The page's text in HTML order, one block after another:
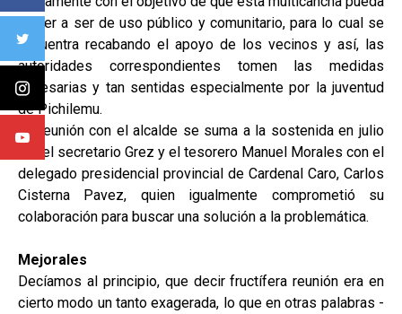
volver a ser de uso público y comunitario, para lo cual se
encuentra recabando el apoyo de los vecinos y así, las
autoridades correspondientes tomen las medidas
necesarias y tan sentidas especialmente por la juventud
de Pichilemu.
La reunión con el alcalde se suma a la sostenida en julio
por el secretario Grez y el tesorero Manuel Morales con el
delegado presidencial provincial de Cardenal Caro, Carlos
Cisterna Pavez, quien igualmente comprometió su
colaboración para buscar una solución a la problemática.
Mejorales
Decíamos al principio, que decir fructífera reunión era en
cierto modo un tanto exagerada, lo que en otras palabras -